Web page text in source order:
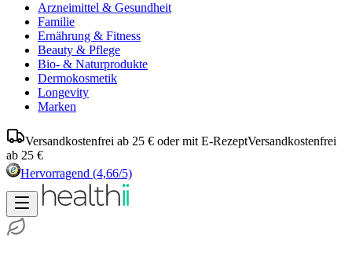
Arzneimittel & Gesundheit
Familie
Ernährung & Fitness
Beauty & Pflege
Bio- & Naturprodukte
Dermokosmetik
Longevity
Marken
Versandkostenfrei ab 25 € oder mit E-RezeptVersandkostenfrei
ab 25 €
Hervorragend (4,66/5)